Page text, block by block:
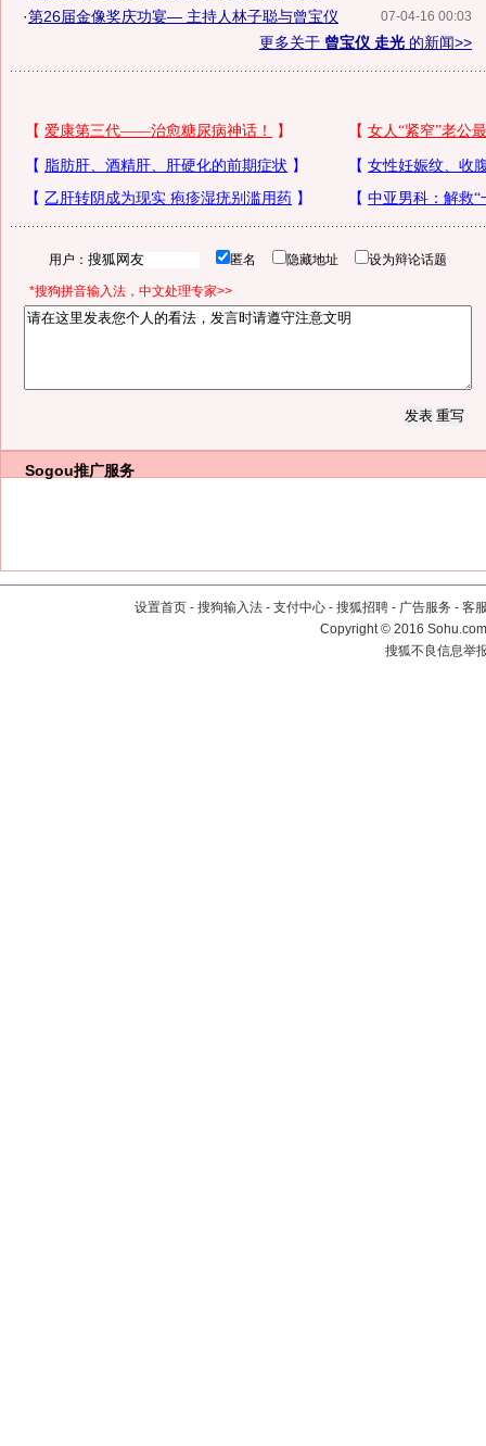
07-04-16 00:03
·第26届金像奖庆功宴— 主持人林子聪与曾宝仪
更多关于 曾宝仪 走光 的新闻>>
用户： 匿名 隐藏地址 设为辩论话题
*搜狗拼音输入法，中文处理专家>>
Sogou推广服务
设置首页 - 搜狗输入法 - 支付中心 - 搜狐招聘 - 广告服务 - 客
Copyright©2016
搜狐不良信息举